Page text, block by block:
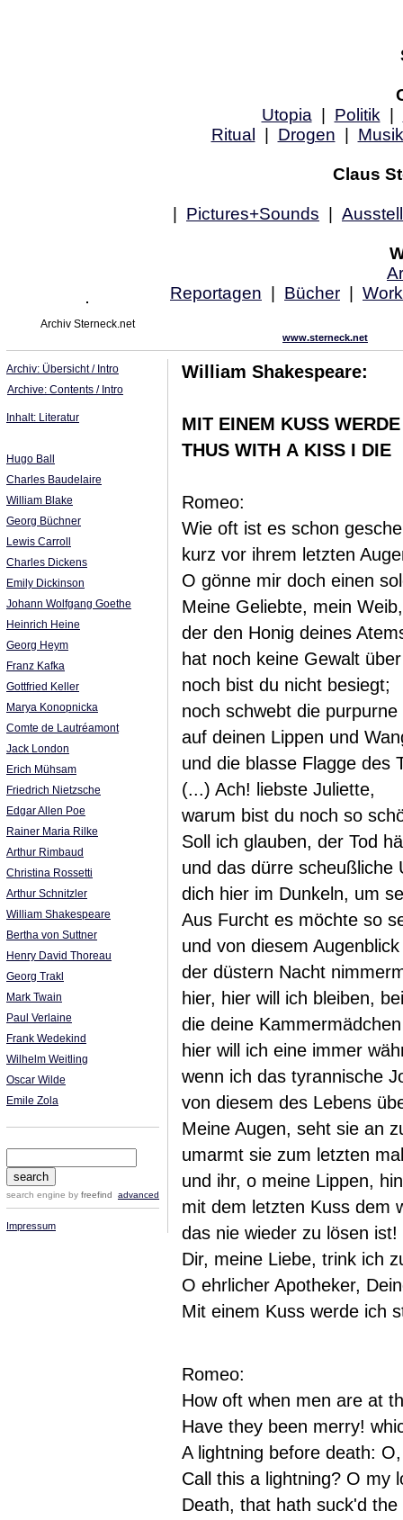
Utopia
Politik
Ritual
Drogen Musik
Claus
Pictures+Sounds
Reportagen
Bücher
Archiv Sterneck.net
www.sterneck.net
Archiv: Übersicht / Intro
Archive: Contents / Intro
Inhalt: Literatur
Hugo Ball
Charles Baudelaire
William Blake
Georg Büchner
Lewis Carroll
Charles Dickens
Emily Dickinson
Johann Wolfgang Goethe
Heinrich Heine
Georg Heym
Franz Kafka
Gottfried Keller
Marya Konopnicka
Comte de Lautréamont
Jack London
Erich Mühsam
Friedrich Nietzsche
Edgar Allen Poe
Rainer Maria Rilke
Arthur Rimbaud
Christina Rossetti
Arthur Schnitzler
William Shakespeare
Bertha von Suttner
Henry David Thoreau
Georg Trakl
Mark Twain
Paul Verlaine
Frank Wedekind
Wilhelm Weitling
Oscar Wilde
Emile Zola
search engine by freefind advanced
Impressum
William Shakespeare:
MIT EINEM KUSS
THUS WITH A KISS I DIE
Romeo:
Wie oft ist es schon
kurz vor ihrem letzten
O gönne mir doch einen
Meine Geliebte, mein
der den Honig deines
hat noch keine Gewalt
noch bist du nicht besiegt;
noch schwebt die
auf deinen Lippen und
und die blasse Flagge des
(...) Ach! liebste Juliette,
warum bist du noch so
Soll ich glauben, der Tod
und das dürre scheußliche
dich hier im Dunkeln, um
Aus Furcht es möchte so
und von diesem
der düstern Nacht
hier, hier will ich bleiben,
die deine
hier will ich eine immer
wenn ich das tyrannische
von diesem des Lebens
Meine Augen, seht sie an
umarmt sie zum letzten
und ihr, o meine Lippen,
mit dem letzten Kuss dem
das nie wieder zu lösen ist!
Dir, meine Liebe, trink ich
O ehrlicher Apotheker,
Mit einem Kuss werde ich
Romeo:
How oft when men are at
Have they been merry!
A lightning before death:
Call this a lightning? O my
Death, that hath suck'd